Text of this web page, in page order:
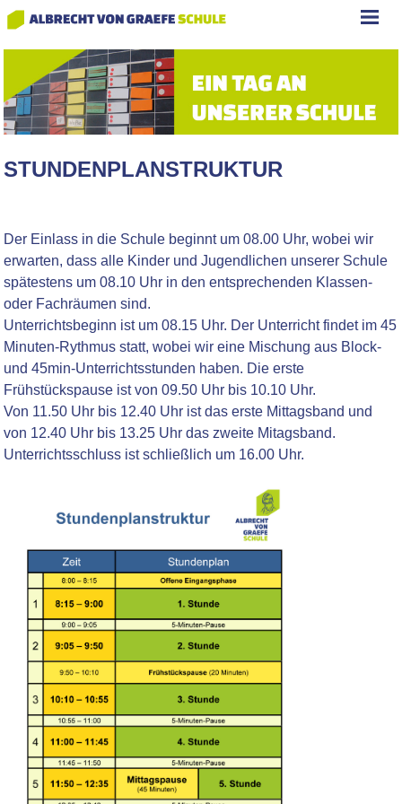
STUNDENPLANSTRUKTUR
Der Einlass in die Schule beginnt um 08.00 Uhr, wobei wir
erwarten, dass alle Kinder und Jugendlichen unserer Schule
spätestens um 08.10 Uhr in den entsprechenden Klassen-
oder Fachräumen sind.
Unterrichtsbeginn ist um 08.15 Uhr. Der Unterricht findet im 45
Minuten-Rythmus statt, wobei wir eine Mischung aus Block-
und 45min-Unterrichtsstunden haben. Die erste
Frühstückspause ist von 09.50 Uhr bis 10.10 Uhr.
Von 11.50 Uhr bis 12.40 Uhr ist das erste Mittagsband und
von 12.40 Uhr bis 13.25 Uhr das zweite Mitagsband.
Unterrichtsschluss ist schließlich um 16.00 Uhr.